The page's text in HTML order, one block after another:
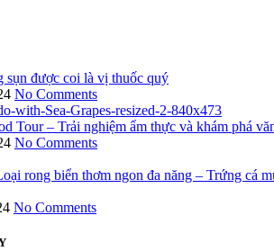
sụn được coi là vị thuốc quý
No Comments
Tour – Trải nghiệm ẩm thực và khám phá
No Comments
rong biển thơm ngon đa năng – Trứng cá
No Comments